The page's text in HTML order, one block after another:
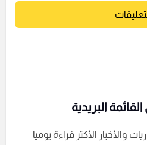
البريدية
والأخبار الأكثر قراءة يوميا